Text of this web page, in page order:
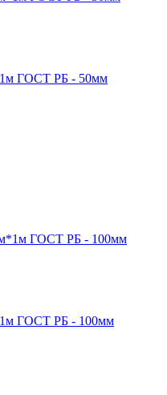
ГОСТ РБ - 50мм
ГОСТ РБ - 100мм